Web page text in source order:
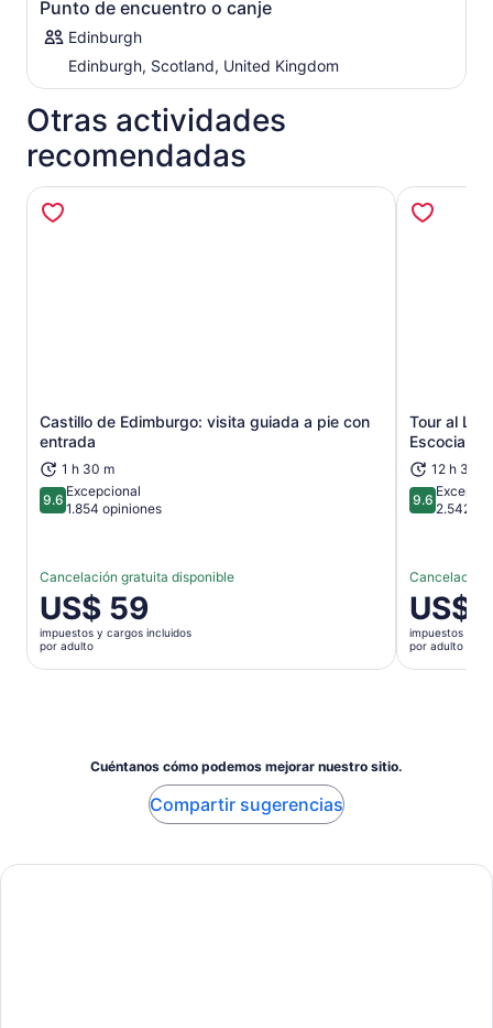
Kingsbarns
Saint Andrews
Bahía de St. Andrews en el Fairmont Hotel
Gleneagles para el almuerzo, golf o tiro
Campo de golf Kingsfield
Punto de encuentro o canje
Edinburgh
Edinburgh, Scotland, United Kingdom
Otras actividades
recomendadas
Castillo de Edimburgo: visita guiada a pie con
entrada
1 h 30 m
9.69.6 de 10
Excepcional
1.854 opiniones
Cancelación gratuita disponible
El
precio
es
de
US$ 59
impuestos y cargos incluidos
por adulto
Se abrirá en una nueva pestaña
Tour al
Escocia,
12 h 30 m
9.69.6 de 10
2.542
Cancelación
El
precio
es
de
US$
impuestos y
por adulto
Cuéntanos cómo podemos mejorar nuestro sitio.
Compartir sugerencias